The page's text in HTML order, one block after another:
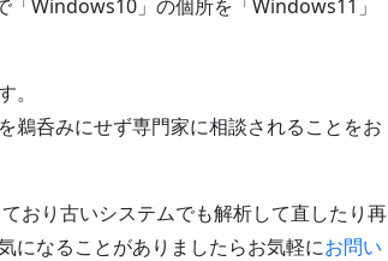
Windows10」の個所を「Windows11」
鵜呑みにせず専門家に相談されることをお
おり古いシステムでも解析して直したり再
になることがありましたらお気軽にお問い